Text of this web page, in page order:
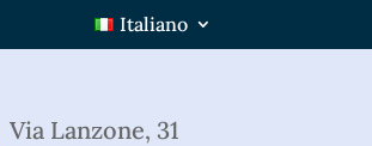
Italiano
Via Lanzone, 31